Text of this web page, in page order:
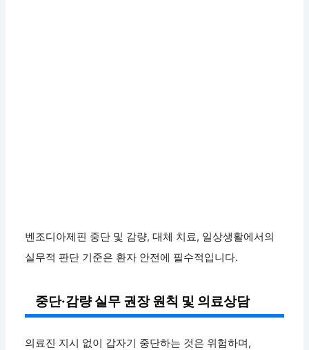
벤조디아제핀 중단 및 감량, 대체 치료, 일상생활에서의
실무적 판단 기준은 환자 안전에 필수적입니다.
중단·감량 실무 권장 원칙 및 의료상담
의료진 지시 없이 갑자기 중단하는 것은 위험하며,